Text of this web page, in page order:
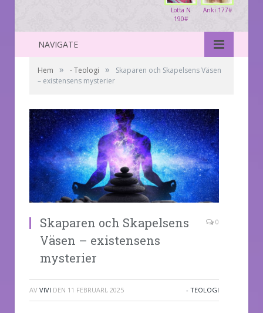
Anki 177#
Lotta N
190#
NAVIGATE
Hem » - Teologi »
Skaparen och Skapelsens Väsen
– existensens mysterier
Skaparen och Skapelsens
Väsen – existensens
mysterier
0
AV VIVI DEN 11 FEBRUARI, 2025 - TEOLOGI